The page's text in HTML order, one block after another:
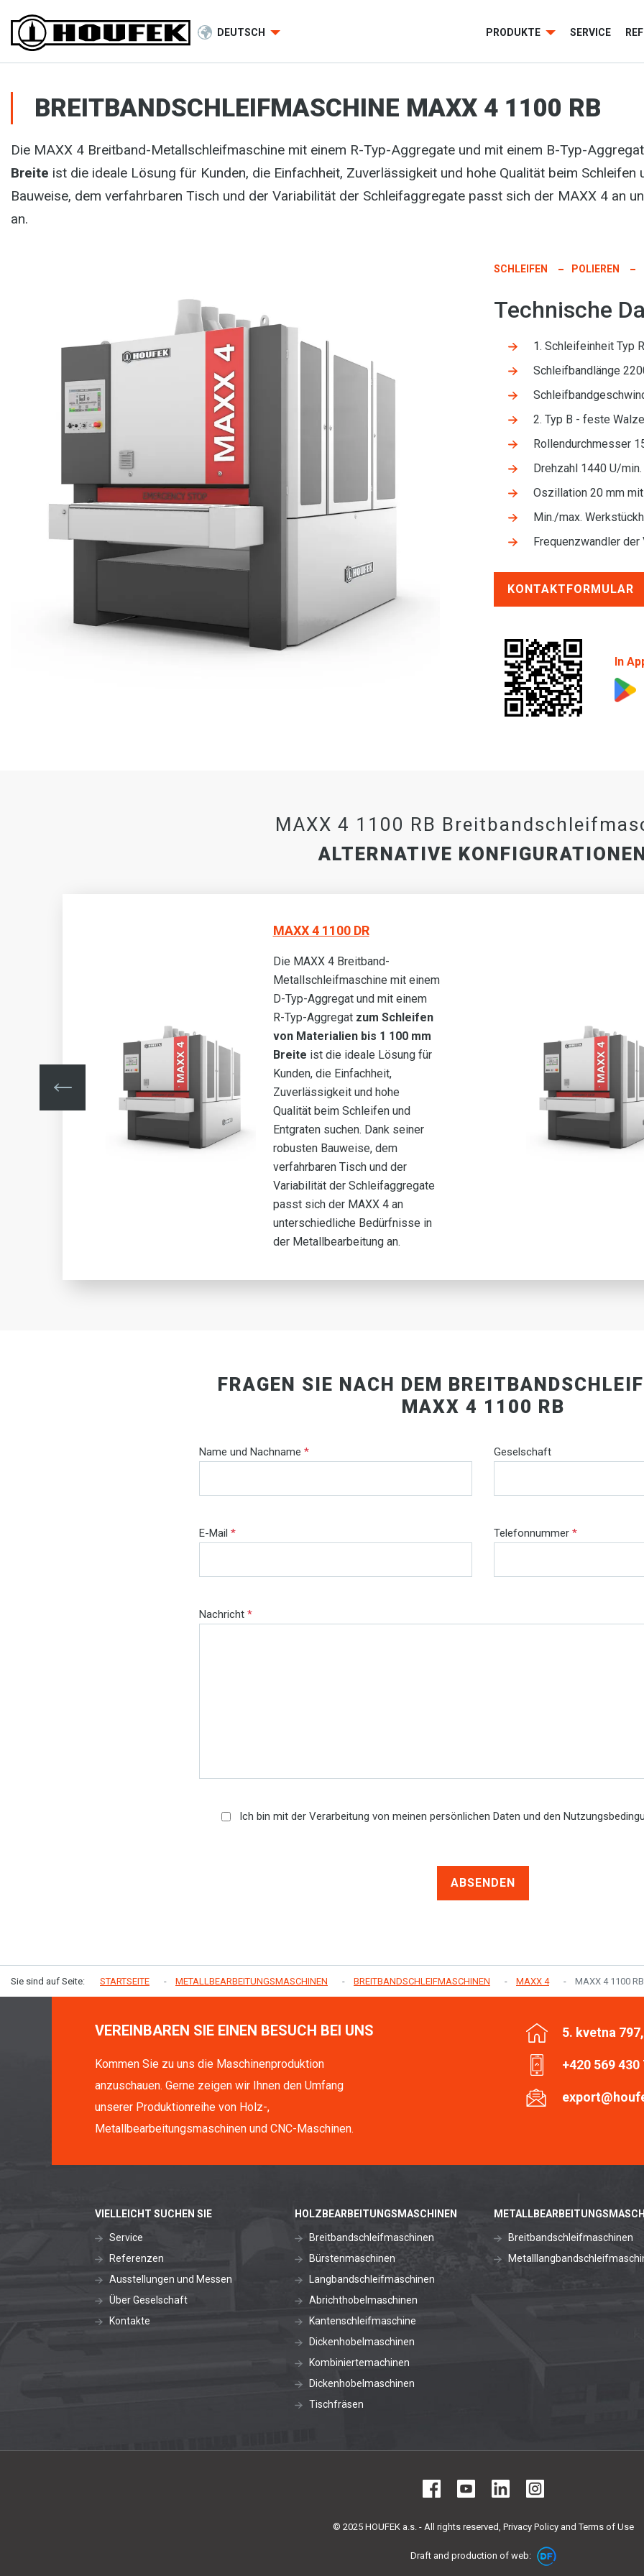
DEUTSCH PRODUKTE SERVICE
BREITBANDSCHLEIFMASCHINE MAXX 4 1100 RB
Die MAXX 4 Breitband-Metallschleifmaschine mit einem R-Typ-Aggregate und mit einem B-Typ-Aggregat
Breite ist die ideale Lösung für Kunden, die Einfachheit, Zuverlässigkeit und hohe Qualität beim
Bauweise, dem verfahrbaren Tisch und der Variabilität der Schleifaggregate passt sich der MAXX 4 an
an.
SCHLEIFEN POLIEREN
Technische
1. Schleifeinheit Typ
Schleifbandlänge
2. Typ B - feste
Rollendurchmesser
Drehzahl 1440 U/min.
Oszillation 20 mm
Min./max.
Frequenzwandler
KONTAKTFORMULAR
In
MAXX 4 1100 RB
ALTERNATIVE
MAXX 4 1100 DR
Die MAXX 4 Breitband-
Metallschleifmaschine mit einem
D-Typ-Aggregat und mit einem
R-Typ-Aggregat zum Schleifen
von Materialien bis 1 100 mm
Breite ist die ideale Lösung für
Kunden, die Einfachheit,
Zuverlässigkeit und hohe
Qualität beim Schleifen und
Entgraten suchen. Dank seiner
robusten Bauweise, dem
verfahrbaren Tisch und der
Variabilität der Schleifaggregate
passt sich der MAXX 4 an
unterschiedliche Bedürfnisse in
der Metallbearbeitung an.
FRAGEN SIE NACH DEM
MAXX 4 1100 RB
Name und Nachname * Geselschaft
E-Mail * Telefonnummer *
Nachricht *
Ich bin mit der Verarbeitung von meinen persönlichen Daten und den
ABSENDEN
Sie sind auf Seite: STARTSEITE METALLBEARBEITUNGSMASCHINEN BREITBANDSCHLEIFMASCHINEN MAXX 4 MAXX 4 1100 RB
VEREINBAREN SIE EINEN BESUCH BEI UNS
Kommen Sie zu uns die Maschinenproduktion
anzuschauen. Gerne zeigen wir Ihnen den Umfang
unserer Produktionreihe von Holz-,
Metallbearbeitungsmaschinen und CNC-Maschinen.
5. kvetna
+420 569 430
VIELLEICHT SUCHEN SIE
Service
Referenzen
Ausstellungen und Messen
Über Geselschaft
Kontakte
HOLZBEARBEITUNGSMASCHINEN
Breitbandschleifmaschinen
Bürstenmaschinen
Langbandschleifmaschinen
Abrichthobelmaschinen
Kantenschleifmaschine
Dickenhobelmaschinen
Kombiniertemachinen
Dickenhobelmaschinen
Tischfräsen
Breitbandschleifmaschinen
© 2025 HOUFEK a.s. - All rights reserved, Privacy Policy and Terms of Use
Draft and production of web: